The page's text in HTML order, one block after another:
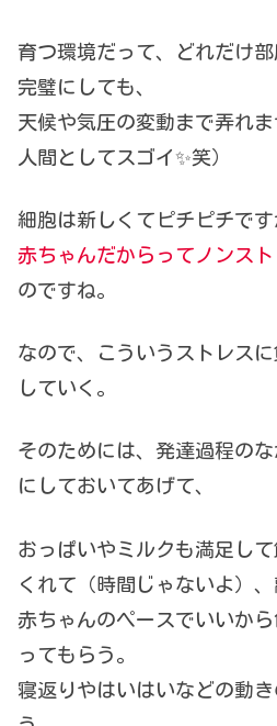
育つ環境だって、どれだけ
完璧にしても、
天候や気圧の変動まで弄れ
人間としてスゴイ✨笑）
細胞は新しくてピチピチで
赤ちゃんだからってノンス
のですね。
なので、こういうストレス
していく。
そのためには、発達過程の
にしておいてあげて、
おっぱいやミルクも満足し
くれて（時間じゃないよ）
赤ちゃんのペースでいいか
ってもらう。
寝返りやはいはいなどの動